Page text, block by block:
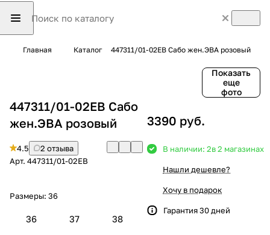
Главная Каталог 447311/01-02EB Сабо жен.ЭВА розовый
Показать
еще
фото
447311/01-02EB Сабо
жен.ЭВА розовый
4.5
2 отзыва
Арт. 447311/01-02EB
Размеры: 36
36 37 38
3390 руб.
В наличии: 2в 2 магазинах
Нашли дешевле?
Хочу в подарок
Гарантия 30 дней